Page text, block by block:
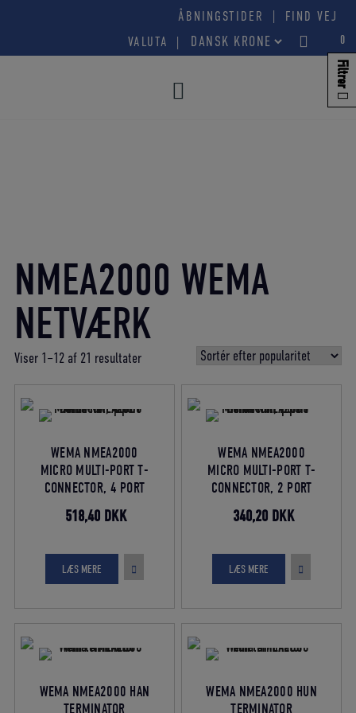
indholdet
ÅBNINGSTIDER |
FIND VEJ
VALUTA
0
NMEA2000 WEMA
NETVÆRK
Viser 1–12 af 21 resultaterSorteret
efter
gennemsnitlig
WEMA NMEA2000
MICRO MULTI-PORT T-
CONNECTOR, 4 PORT
Den
pris
var:
576,00 DKK.
518,40 DKKDen
pris
518,40 DKK.
LÆS MERE
WEMA NMEA2000
MICRO MULTI-PORT T-
CONNECTOR, 2 PORT
Den
pris
var:
378,00 DKK.
340,20 DKKDen
pris
340,20
LÆS MERE
WEMA NMEA2000 HAN
TERMINATOR
WEMA NMEA2000 HUN
TERMINATOR
Filtrer